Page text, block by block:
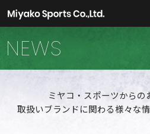
NEWS
ミヤコ・スポーツからの
取扱いブランドに関わる様々な